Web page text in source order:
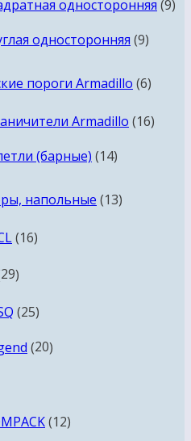
односторонняя 99
односторонняя 99
пороги Armadillo 66
Armadillo 1616
(барные) 1414
напольные 1313
1616
2929
2525
2020
1212